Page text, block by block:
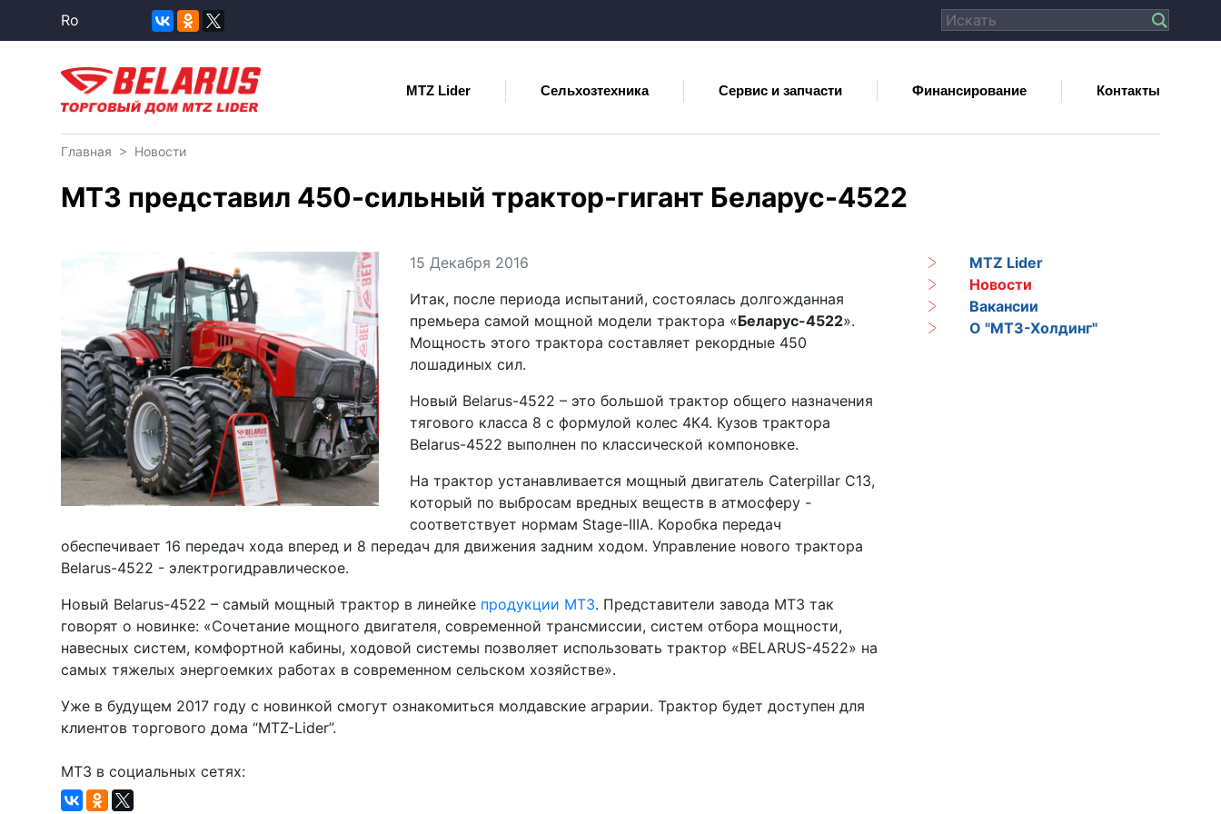
Ro
MTZ Lider Сельхозтехника Сервис и запчасти Финансирование Контакты
Главная > Новости
МТЗ представил 450-сильный трактор-гигант Беларус-4522
15 Декабря 2016
Итак, после периода испытаний, состоялась долгожданная
премьера самой мощной модели трактора «Беларус-4522».
Мощность этого трактора составляет рекордные 450
лошадиных сил.
Новый Belarus-4522 – это большой трактор общего назначения
тягового класса 8 с формулой колес 4К4. Кузов трактора
Belarus-4522 выполнен по классической компоновке.
На трактор устанавливается мощный двигатель Caterpillar C13,
который по выбросам вредных веществ в атмосферу -
соответствует нормам Stage-IIIA. Коробка передач
обеспечивает 16 передач хода вперед и 8 передач для движения задним ходом. Управление нового трактора
Belarus-4522 - электрогидравлическое.
Новый Belarus-4522 – самый мощный трактор в линейке продукции МТЗ. Представители завода МТЗ так
говорят о новинке: «Сочетание мощного двигателя, современной трансмиссии, систем отбора мощности,
навесных систем, комфортной кабины, ходовой системы позволяет использовать трактор «BELARUS-4522» на
самых тяжелых энергоемких работах в современном сельском хозяйстве».
Уже в будущем 2017 году с новинкой смогут ознакомиться молдавские аграрии. Трактор будет доступен для
клиентов торгового дома “MTZ-Lider”.
МТЗ в социальных сетях:
MTZ Lider
Новости
Вакансии
О "МТЗ-Холдинг"